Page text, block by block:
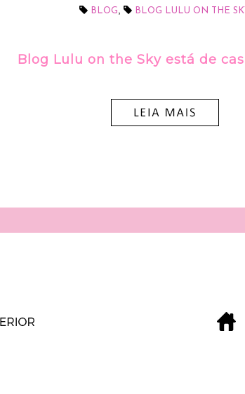
BLOG BLOG LULU ON THE
Blog Lulu on the Sky está de